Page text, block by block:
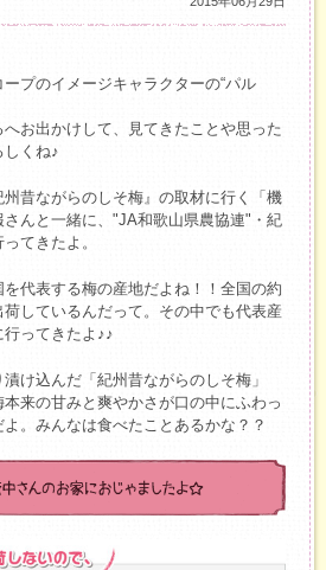
プのイメージキャラクターの“パル
お出かけして、見てきたことや思った
しくね♪
州昔ながらのしそ梅』の取材に行く「機
んと一緒に、"JA和歌山県農協連"・紀
てきたよ。
代表する梅の産地だよね！！全国の約
しているんだって。その中でも代表産
ってきたよ♪♪
け込んだ「紀州昔ながらのしそ梅」
来の甘みと爽やかさが口の中にふわっ
。みんなは食べたことあるかな？？